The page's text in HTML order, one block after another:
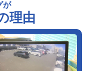
8 9
Close
25
1 2 3
9 10
が
理由